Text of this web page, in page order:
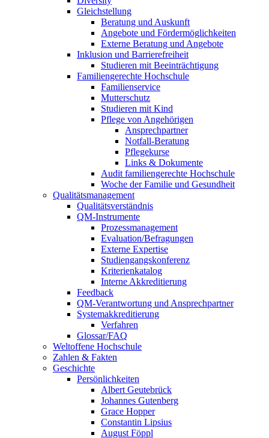
Gleichstellung
Beratung und Auskunft
Angebote und Fördermöglichkeiten
Externe Beratung und Angebote
Inklusion und Barrierefreiheit
Studieren mit Beeinträchtigung
Familiengerechte Hochschule
Familienservice
Mutterschutz
Studieren mit Kind
Pflege von Angehörigen
Ansprechpartner
Notfall-Beratung
Pflegekurse
Links & Dokumente
Audit familiengerechte Hochschule
Woche der Familie und Gesundheit
Qualitätsmanagement
Qualitätsverständnis
QM-Instrumente
Prozessmanagement
Evaluation/Befragungen
Externe Expertise
Studiengangskonferenz
Kriterienkatalog
Interne Akkreditierung
Feedback
QM-Verantwortung und Ansprechpartner
Systemakkreditierung
Verfahren
Glossar/FAQ
Weltoffene Hochschule
Zahlen & Fakten
Geschichte
Persönlichkeiten
Albert Geutebrück
Johannes Gutenberg
Grace Hopper
Constantin Lipsius
August Föppl